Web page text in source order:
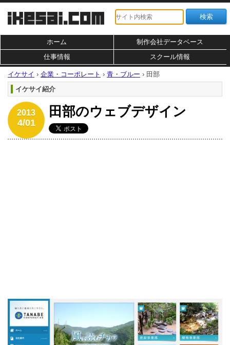
ホーム
制作会社データベース
仕事情報
スクール情報
イケサイ › 企業・コーポレート › 青・ブルー › 田部
イケサイ紹介
2013
4/01
田部のウェブデザイン